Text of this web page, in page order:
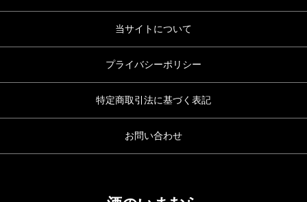
当サイトについて
プライバシーポリシー
特定商取引法に基づく表記
お問い合わせ